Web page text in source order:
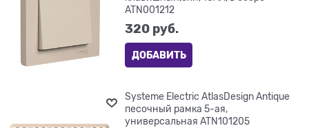
ATN001212
320 руб.
ДОБАВИТЬ
Systeme Electric AtlasDesign Antique
песочный рамка 5-ая,
универсальная ATN101205